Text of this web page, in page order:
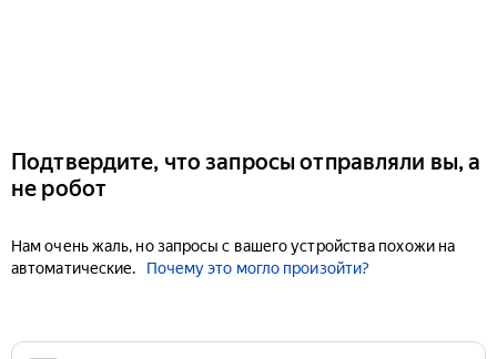
Подтвердите, что запросы отправляли вы, а
не робот
Нам очень жаль, но запросы с вашего устройства похожи на
автоматические.
Почему это могло произойти?